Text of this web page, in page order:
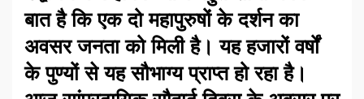
बात है कि एक दो महापुरुषों के दर्शन का
अवसर जनता को मिली है। यह हजारों वर्षों
के पुण्यों से यह सौभाग्य प्राप्त हो रहा है।